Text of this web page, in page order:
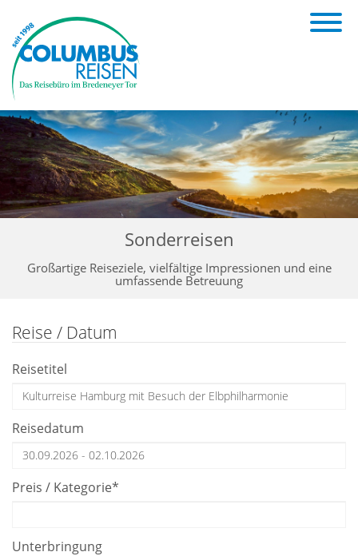
Sonderreisen
Großartige Reiseziele, vielfältige Impressionen und eine
umfassende Betreuung
Reise / Datum
Reisetitel
Reisedatum
Preis / Kategorie*
Unterbringung